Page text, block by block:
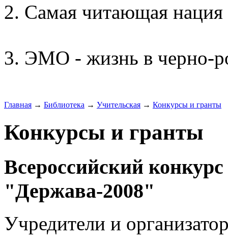
Самая читающая нация
ЭМО - жизнь в черно-
Главная → Библиотека → Учительская → Конкурсы и гранты
Конкурсы и гранты
Всероссийский
"Держава-2008"
Учредители и